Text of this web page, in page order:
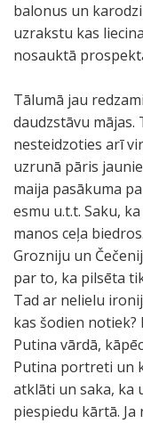
balonus un
uzrakstu kas
nosauktā
Tālumā jau
daudzstāvu
nesteidzoties arī
uzrunā pāris
maija pasākuma
esmu u.t.t. Saku,
manos ceļa
Grozniju un
par to, ka pilsēta
Tad ar nelielu
kas šodien
Putina vārdā,
Putina portreti un
atklāti un saka, ka
piespiedu kārtā.